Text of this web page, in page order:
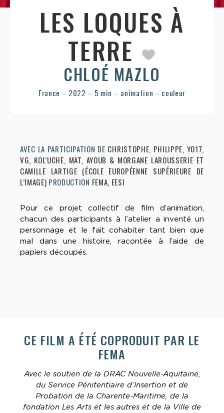
LES LOQUES À
TERRE
CHLOÉ MAZLO
France – 2022 – 5 min – animation – couleur
AVEC LA PARTICIPATION DE CHRISTOPHE, PHILIPPE, YO17,
VG, KOL’UCHE, MAT, AYOUB & MORGANE LAROUSSERIE ET
CAMILLE LARTIGE (ÉCOLE EUROPÉENNE SUPÉRIEURE DE
L’IMAGE) PRODUCTION FEMA, EESI
Pour ce projet collectif de film d’animation,
chacun des participants à l’atelier a inventé un
personnage et le fait cohabiter tant bien que
mal dans une histoire, racontée à l’aide de
papiers découpés.
CE FILM A ÉTÉ COPRODUIT PAR LE
FEMA
Avec le soutien de la DRAC Nouvelle-Aquitaine,
du Service Pénitentiaire d’Insertion et de
Probation de la Charente-Maritime, de la
fondation Les Arts et les autres et de la Ville de